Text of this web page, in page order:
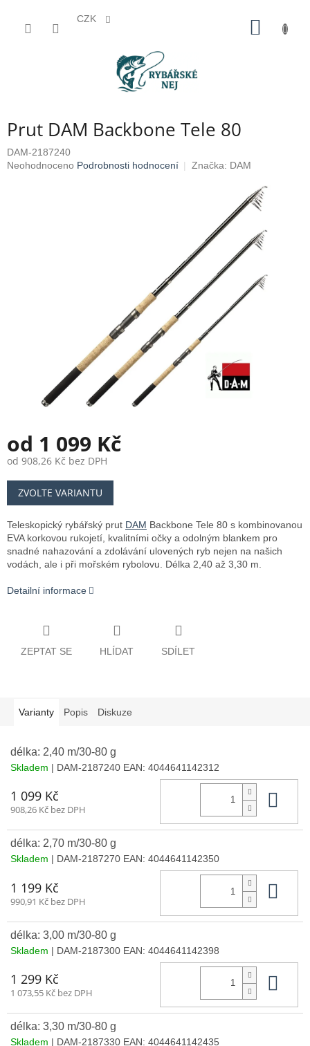
CZK
Prut DAM Backbone Tele 80
DAM-2187240
Průměrné
Neohodnoceno Podrobnosti hodnocení Značka: DAM
od 1 099 Kč
od 908,26 Kč bez DPH
Měrná
cena:
ZVOLTE VARIANTU
Teleskopický rybářský prut DAM Backbone Tele 80 s kombinovanou
EVA korkovou rukojetí, kvalitními očky a odolným blankem pro
snadné nahazování a zdolávání ulovených ryb nejen na našich
vodách, ale i při mořském rybolovu. Délka 2,40 až 3,30 m.
Detailní informace
ZEPTAT SE HLÍDAT SDÍLET
Varianty Popis Diskuze
délka: 2,40 m/30-80 g
Skladem | DAM-2187240 EAN: 4044641142312
1 099 Kč
908,26 Kč bez DPH
délka: 2,70 m/30-80 g
Skladem | DAM-2187270 EAN: 4044641142350
1 199 Kč
990,91 Kč bez DPH
délka: 3,00 m/30-80 g
Skladem | DAM-2187300 EAN: 4044641142398
1 299 Kč
1 073,55 Kč bez DPH
délka: 3,30 m/30-80 g
Skladem | DAM-2187330 EAN: 4044641142435